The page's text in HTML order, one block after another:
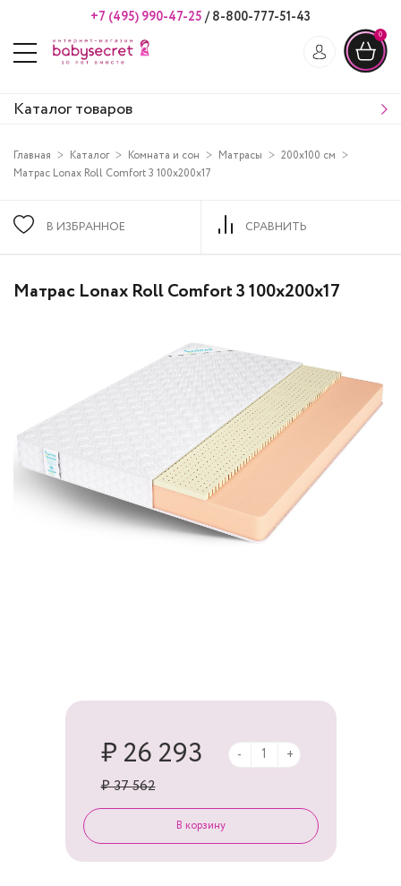
+7 (495) 990-47-25 /8-800-777-51-43
0
Каталог товаров
Главная Каталог Комната и сон Матрасы
200х100 см
Матрас Lonax Roll Comfort 3 100х200х17
В ИЗБРАННОЕ СРАВНИТЬ
Матрас Lonax Roll Comfort 3 100х200х17
₽ 26 293
₽ 37 562
- +